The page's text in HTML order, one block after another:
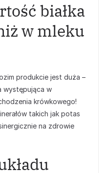
białka
w mleku
produkcie jest duża –
występująca w
krówkowego!
takich jak potas
na zdrowie